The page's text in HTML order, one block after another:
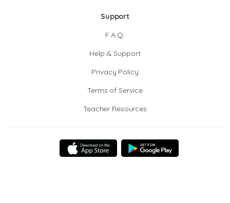
Support
F.A.Q.
Help & Support
Privacy Policy
Terms of Service
Teacher Resources